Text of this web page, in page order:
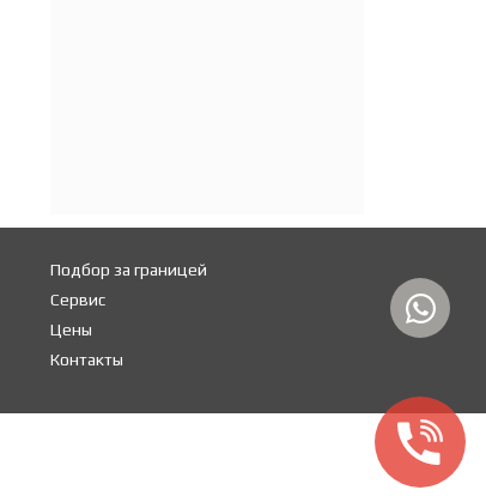
Подбор за границей
Сервис
Цены
Контакты